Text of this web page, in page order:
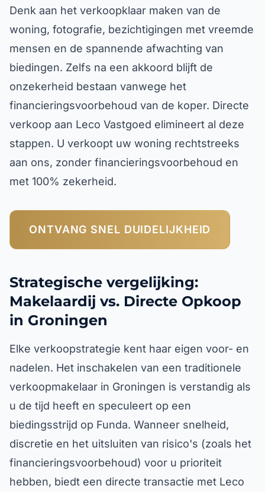
Denk aan het verkoopklaar maken van de
woning, fotografie, bezichtigingen met vreemde
mensen en de spannende afwachting van
biedingen. Zelfs na een akkoord blijft de
onzekerheid bestaan vanwege het
financieringsvoorbehoud van de koper. Directe
verkoop aan Leco Vastgoed elimineert al deze
stappen. U verkoopt uw woning rechtstreeks
aan ons, zonder financieringsvoorbehoud en
met 100% zekerheid.
ONTVANG SNEL DUIDELIJKHEID
Strategische vergelijking:
Makelaardij vs. Directe Opkoop
in Groningen
Elke verkoopstrategie kent haar eigen voor- en
nadelen. Het inschakelen van een traditionele
verkoopmakelaar in Groningen is verstandig als
u de tijd heeft en speculeert op een
biedingsstrijd op Funda. Wanneer snelheid,
discretie en het uitsluiten van risico's (zoals het
financieringsvoorbehoud) voor u prioriteit
hebben, biedt een directe transactie met Leco